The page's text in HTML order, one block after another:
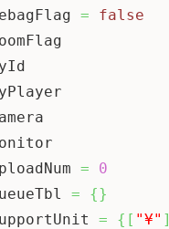
=
false
=
0
= {}
= { [ "¥" ]